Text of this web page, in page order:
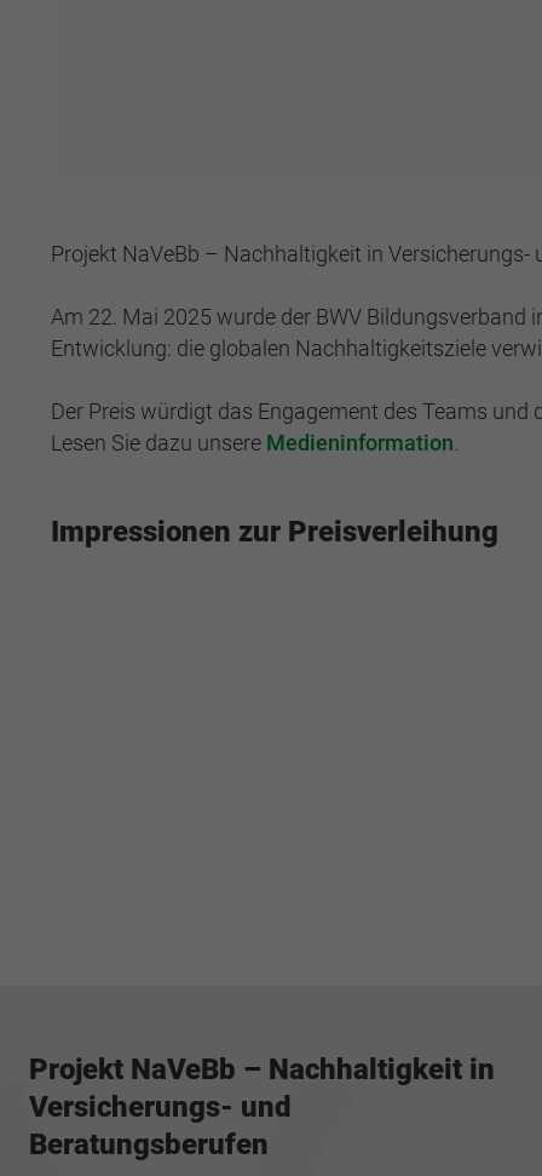
Projekt NaVeBb – Nachhaltigkeit in Versicherungs-
Am 22. Mai 2025 wurde der BWV Bildungsverband
Entwicklung: die globalen Nachhaltigkeitsziele
Der Preis würdigt das Engagement des Teams
Lesen Sie dazu unsere Medieninformation.
Impressionen zur Preisverleihung
Projekt NaVeBb – Nachhaltigkeit in
Versicherungs- und
Beratungsberufen